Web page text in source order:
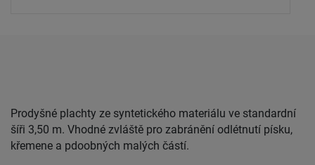
Prodyšné plachty ze syntetického materiálu ve standardní
šíři 3,50 m. Vhodné zvláště pro zabránění odlétnutí písku,
křemene a pdoobných malých částí.